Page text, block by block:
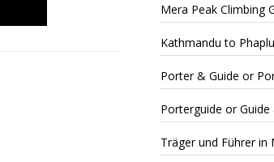
Mera Peak Climbing
Kathmandu to
Porter & Guide or
Porterguide or Guide
Träger und Führer in